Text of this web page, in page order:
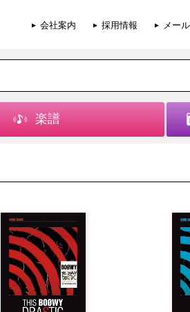
会社案内 採用情報 メー
楽譜